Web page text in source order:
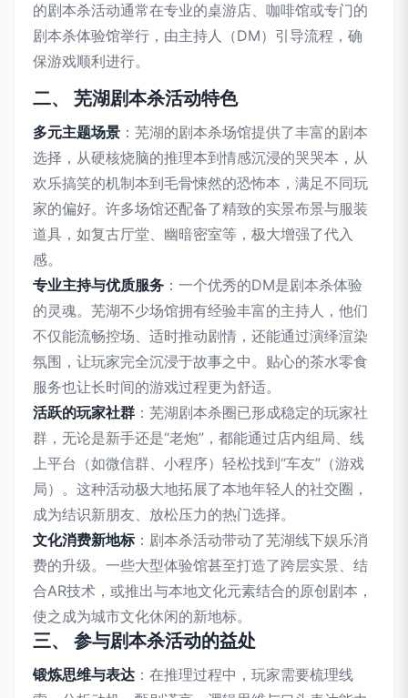
的剧本杀活动通常在专业的桌游店、咖啡馆或专门的
剧本杀体验馆举行，由主持人（DM）引导流程，确
保游戏顺利进行。
二、 芜湖剧本杀活动特色
多元主题场景 ：芜湖的剧本杀场馆提供了丰富的剧本
选择，从硬核烧脑的推理本到情感沉浸的哭哭本，从
欢乐搞笑的机制本到毛骨悚然的恐怖本，满足不同玩
家的偏好。许多场馆还配备了精致的实景布景与服装
道具，如复古厅堂、幽暗密室等，极大增强了代入
感。
专业主持与优质服务 ：一个优秀的DM是剧本杀体验
的灵魂。芜湖不少场馆拥有经验丰富的主持人，他们
不仅能流畅控场、适时推动剧情，还能通过演绎渲染
氛围，让玩家完全沉浸于故事之中。贴心的茶水零食
服务也让长时间的游戏过程更为舒适。
活跃的玩家社群 ：芜湖剧本杀圈已形成稳定的玩家社
群，无论是新手还是“老炮”，都能通过店内组局、线
上平台（如微信群、小程序）轻松找到“车友”（游戏
局）。这种活动极大地拓展了本地年轻人的社交圈，
成为结识新朋友、放松压力的热门选择。
文化消费新地标：剧本杀活动带动了芜湖线下娱乐消
费的升级。一些大型体验馆甚至打造了跨层实景、结
合AR技术，或推出与本地文化元素结合的原创剧本，
使之成为城市文化休闲的新地标。
三、 参与剧本杀活动的益处
锻炼思维与表达 ：在推理过程中，玩家需要梳理线